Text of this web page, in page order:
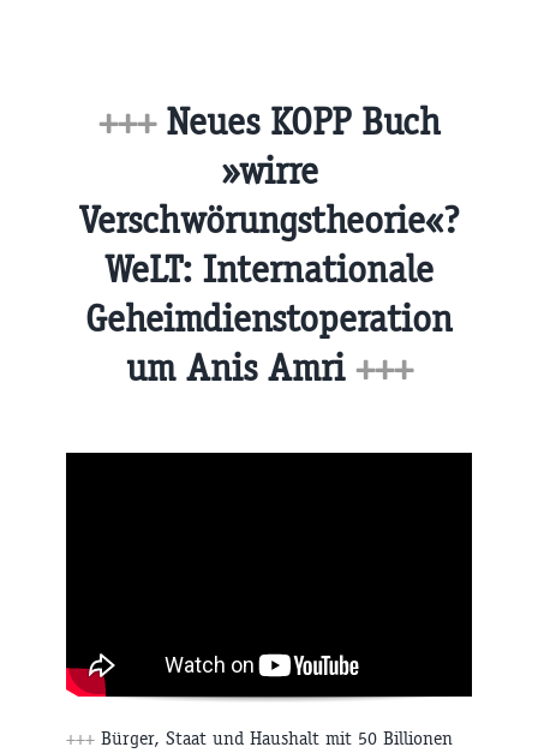
+++ Neues KOPP Buch
»wirre
Verschwörungstheorie«?
WeLT: Internationale
Geheimdienstoperation
um Anis Amri +++
+++ Bürger, Staat und Haushalt mit 50 Billionen